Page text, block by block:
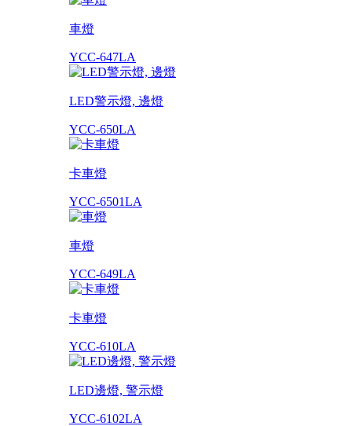
車燈
YCC-647LA
LED警示燈, 邊燈
YCC-650LA
卡車燈
YCC-6501LA
車燈
YCC-649LA
卡車燈
YCC-610LA
LED邊燈, 警示燈
YCC-6102LA